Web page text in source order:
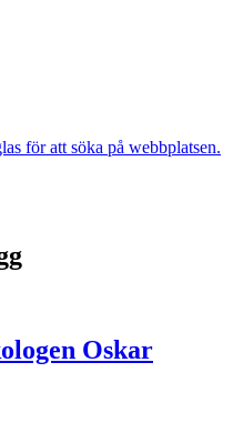
Oskar